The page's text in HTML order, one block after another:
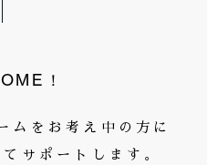
！
ムをお考え中の方に
サポートします。